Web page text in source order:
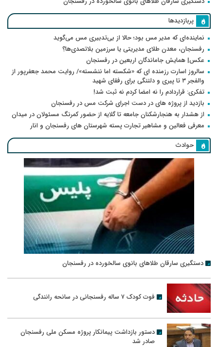
پربازدیدها
نماینده‌ای که مدیر مس بود؛ حالا از بی‌تدبیری مس می‌گوید
رفسنجان، معدن طلای مدیریتی یا سرزمین بلاتصدی‌ها؟
عکس| همایش جاماندگان اربعین در رفسنجان
سالروز اسارت رزمنده ای که «شکسته اما ننشسته»/ روایت محمد جعفرپور از
والفجر ۳ تا پیری و دلتنگی برای رفقای شهید
تفکری: قراردادم را نه امضا کردم نه ثبت شد!
بازدید از پروژه های در دست اجرای شرکت مس در رفسنجان
از هشدار به هنجارشکنان جامعه تا گلایه از حضور کمرنگ مسئولان در میدان
معرفی فعالین و مشاهیر تجارت پسته شهرستان های رفسنجان و انار
حوادث
دستگیری سارقان طلاهای بانوی سالخورده در رفسنجان
فوت کودک ۷ ساله رفسنجانی در سانحه رانندگی
دستور بازداشت پیمانکار پروژه مسکن ملی رفسنجان
صادر شد